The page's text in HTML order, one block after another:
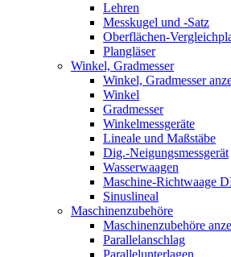
Lehren
Messkugel und -Satz
Oberflächen-
Plangläser
Winkel, Gradmesser
Winkel, Gradmesser
Winkel
Gradmesser
Winkelmessgeräte
Lineale und Maßstäbe
Dig.-Neigungsmessgerät
Wasserwaagen
Maschine-Richtwaage
Sinuslineal
Maschinenzubehöre
Maschinenzubehöre
Parallelanschlag
Parallelunterlagen